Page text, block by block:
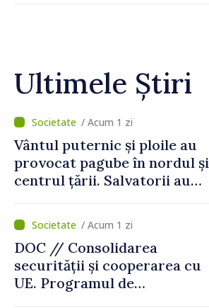
Ultimele Știri
/ Acum 1 zi
Vântul puternic și ploile au
provocat pagube în nordul și
centrul țării. Salvatorii au
/ Acum 1 zi
DOC // Consolidarea
securității și cooperarea cu
UE. Programul de